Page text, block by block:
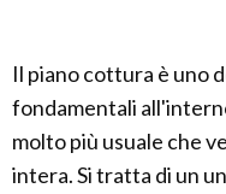
Il piano cottura è uno
fondamentali
molto più usuale che
intera. Si tratta di un